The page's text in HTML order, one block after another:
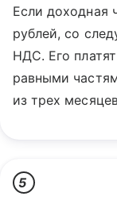
Если доходная
рублей, со
НДС. Его
равными
из трех
5